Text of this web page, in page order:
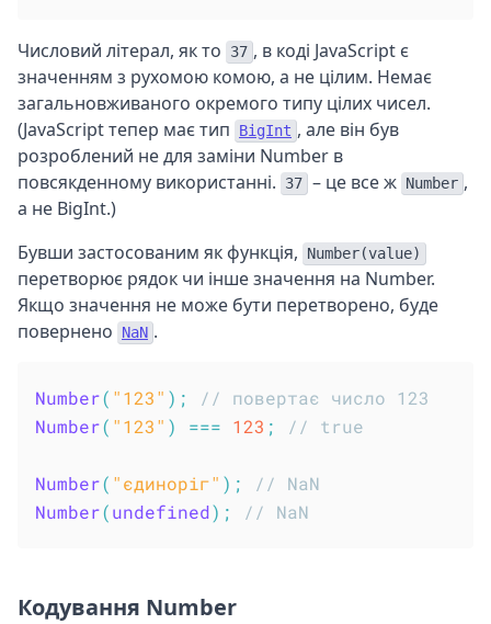
Числовий літерал, як то 37 , в коді JavaScript є
значенням з рухомою комою, а не цілим. Немає
загальновживаного окремого типу цілих чисел.
(JavaScript тепер має тип
BigInt , але він був
розроблений не для заміни Number в
повсякденному використанні.
37 – це все ж Number ,
а не BigInt.)
Бувши застосованим як функція,
Number(value)
перетворює рядок чи інше значення на Number.
Якщо значення не може бути перетворено, буде
повернено
NaN .
Number( "123" ) ;
// повертає число 123
Number( "123" ) === 123 ; // true
Number( "єдиноріг" ) ;
// NaN
Number(undefined) ; // NaN
Кодування Number